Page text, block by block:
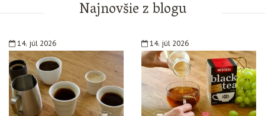
Najnovšie z blogu
14. júl 2026 14. júl 2026